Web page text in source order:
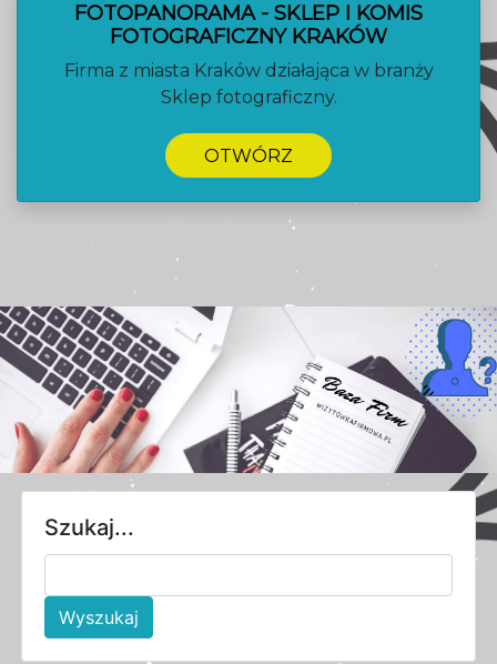
FOTOPANORAMA - SKLEP I KOMIS
FOTOGRAFICZNY KRAKÓW
Firma z miasta Kraków działająca w branży
Sklep fotograficzny.
OTWÓRZ
Szukaj...
Wyszukaj